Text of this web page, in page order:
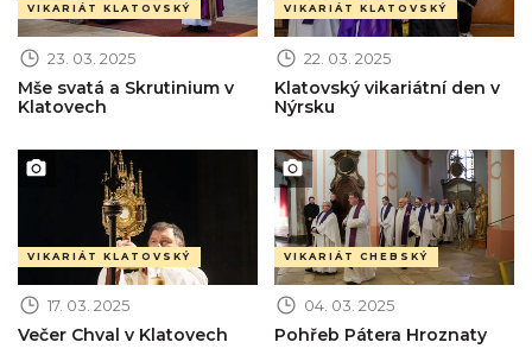
VIKARIÁT KLATOVSKÝ
23. 03. 2025
Mše svatá a Skrutinium v
Klatovech
VIKARIÁT KLATOVSKÝ
22. 03. 2025
Klatovský vikariátní den v
Nýrsku
Obrázek novinky
VIKARIÁT KLATOVSKÝ
17. 03. 2025
Večer Chval v Klatovech
Obrázek novinky
VIKARIÁT CHEBSKÝ
04. 03. 2025
Pohřeb Pátera Hroznaty